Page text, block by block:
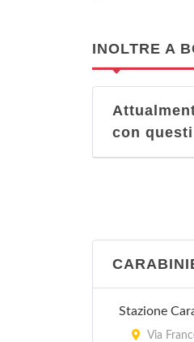
INOLTRE A
con
Stazione
Via